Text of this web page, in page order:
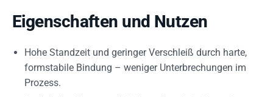
Eigenschaften und Nutzen
Hohe Standzeit und geringer Verschleiß durch harte,
formstabile Bindung – weniger Unterbrechungen im
Prozess.